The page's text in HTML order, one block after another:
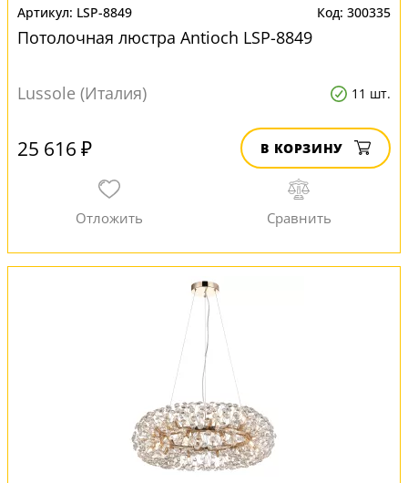
LSP-8849 300335
Потолочная люстра Antioch LSP-8849
Lussole (Италия) 11 шт.
25 616 ₽ В КОРЗИНУ